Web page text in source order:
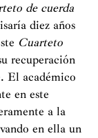
de cuerda
diez años
Cuarteto
recuperación
El académico
en este
a la
en ella un